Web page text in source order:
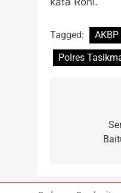
Tagged:
Polres